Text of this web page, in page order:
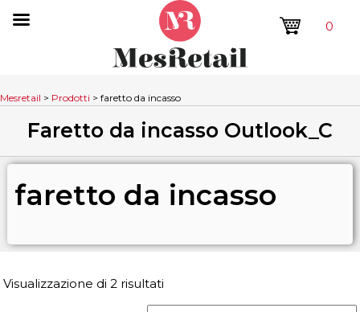
0
Mesretail > Prodotti > faretto da incasso
Faretto da incasso Outlook_C
faretto da incasso
Visualizzazione di 2 risultati